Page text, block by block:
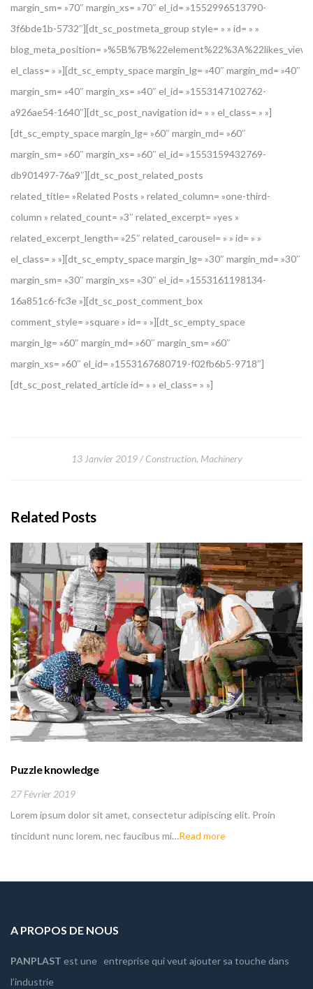
margin_sm= »70″ margin_xs= »70″ el_id= »1552996513790-
3f6bde1b-5732″][dt_sc_postmeta_group style= » » id= » »
blog_meta_position=
el_class= » »][dt_sc_empty_space margin_lg= »40″ margin_md= »40″
margin_sm= »40″ margin_xs= »40″ el_id= »1553147102762-
a926ae54-1640″][dt_sc_post_navigation id= » » el_class= » »]
[dt_sc_empty_space margin_lg= »60″ margin_md= »60″
margin_sm= »60″ margin_xs= »60″ el_id= »1553159432769-
db901497-76a9″][dt_sc_post_related_posts
related_title= »Related Posts » related_column= »one-third-
column » related_count= »3″ related_excerpt= »yes »
related_excerpt_length= »25″ related_carousel= » » id= » »
el_class= » »][dt_sc_empty_space margin_lg= »30″ margin_md= »30″
margin_sm= »30″ margin_xs= »30″ el_id= »1553161198134-
16a851c6-fc3e »][dt_sc_post_comment_box
comment_style= »square » id= » »][dt_sc_empty_space
margin_lg= »60″ margin_md= »60″ margin_sm= »60″
margin_xs= »60″ el_id= »1553167680719-f02fb6b5-9718″]
[dt_sc_post_related_article id= » » el_class= » »]
13 Janvier 2019 Construction, Machinery
Related Posts
Puzzle knowledge
27 Février 2019
Lorem ipsum dolor sit amet, consectetur adipiscing elit. Proin
tincidunt nunc lorem, nec faucibus mi…Read more
A PROPOS DE NOUS
PANPLAST est une entreprise qui veut ajouter sa touche dans
l’industrie